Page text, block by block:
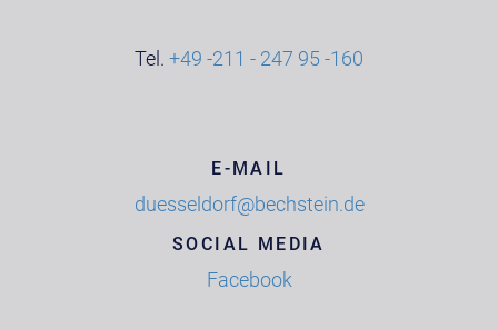
Tel. +49 -211 - 247 95 -160
E-MAIL
duesseldorf@bechstein.de
SOCIAL MEDIA
Facebook